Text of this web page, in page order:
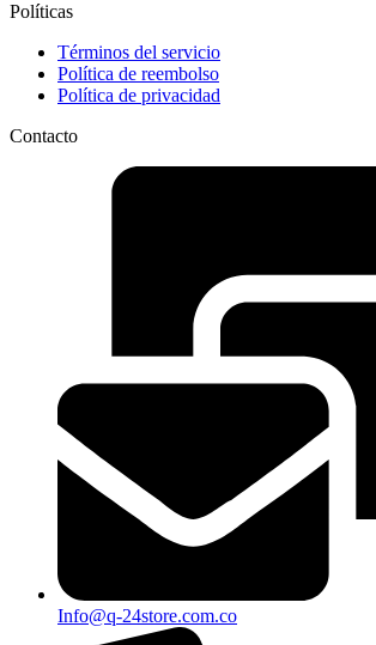
Políticas
Términos del servicio
Política de reembolso
Política de privacidad
Contacto
Info@q-24store.com.co